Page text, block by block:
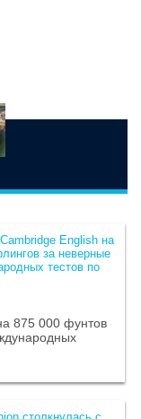
English на
за неверные
тестов по
875 000 фунтов